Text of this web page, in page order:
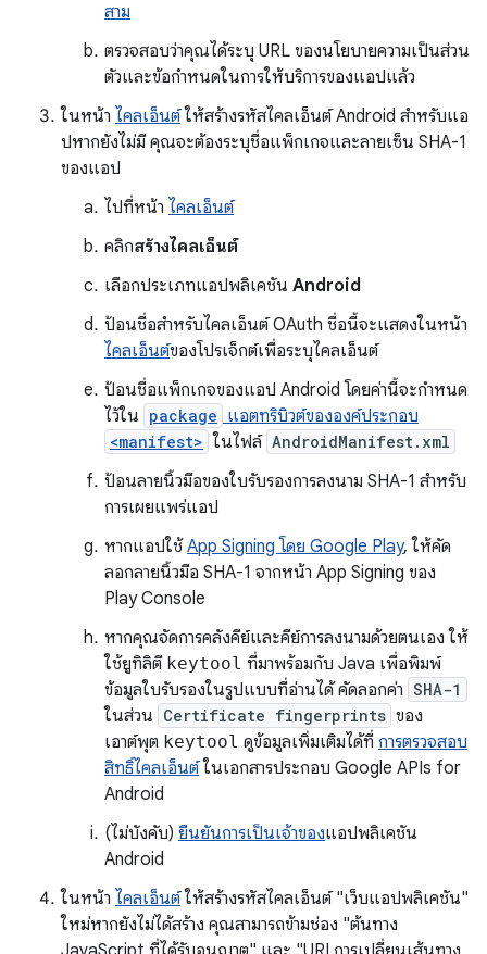
สาม
ตรวจสอบว่าคุณได้ระบุ URL ของนโยบายความเป็นส่วน
ตัวและข้อกำหนดในการให้บริการของแอปแล้ว
ในหน้า ไคลเอ็นต์ให้สร้างรหัสไคลเอ็นต์ Android สำหรับแอ
ปหากยังไม่มี คุณจะต้องระบุชื่อแพ็กเกจและลายเซ็น SHA-1
ของแอป
ไปที่หน้า ไคลเอ็นต์
คลิกสร้างไคลเอ็นต์
เลือกประเภทแอปพลิเคชัน Android
ป้อนชื่อสำหรับไคลเอ็นต์ OAuth ชื่อนี้จะแสดงในหน้า
ไคลเอ็นต์ของโปรเจ็กต์เพื่อระบุไคลเอ็นต์
ป้อนชื่อแพ็กเกจของแอป Android โดยค่านี้จะกำหนด
ไว้ใน package แอตทริบิวต์ขององค์ประกอบ
<manifest> ในไฟล์ AndroidManifest.xml
ป้อนลายนิ้วมือของใบรับรองการลงนาม SHA-1 สำหรับ
การเผยแพร่แอป
หากแอปใช้ App Signing โดย Google Play, ให้คัด
ลอกลายนิ้วมือ SHA-1 จากหน้า App Signing ของ
Play Console
หากคุณจัดการคลังคีย์และคีย์การลงนามด้วยตนเอง ให้
ใช้ยูทิลิตี keytool ที่มาพร้อมกับ Java เพื่อพิมพ์
ข้อมูลใบรับรองในรูปแบบที่อ่านได้ คัดลอกค่า SHA-1
ในส่วน Certificate fingerprints ของ
เอาต์พุต keytool ดูข้อมูลเพิ่มเติมได้ที่ การตรวจสอบ
สิทธิ์ไคลเอ็นต์ในเอกสารประกอบ Google APIs for
Android
(ไม่บังคับ) ยืนยันการเป็นเจ้าของแอปพลิเคชัน
Android
ในหน้า ไคลเอ็นต์ให้สร้างรหัสไคลเอ็นต์ "เว็บแอปพลิเคชัน"
ใหม่หากยังไม่ได้สร้าง คุณสามารถข้ามช่อง "ต้นทาง